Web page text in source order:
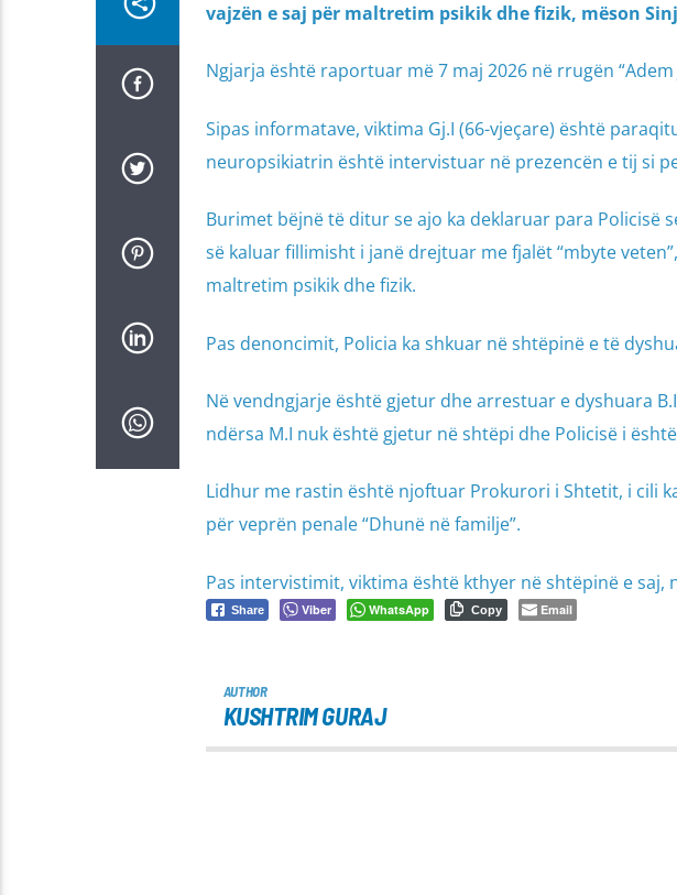
vajzën e saj për maltretim psikik dhe fizik, mëson
Ngjarja është raportuar më 7 maj 2026 në rrugën “Adem
Sipas informatave, viktima Gj.I (66-vjeçare) është
neuropsikiatrin është intervistuar në prezencën e tij si
Burimet bëjnë të ditur se ajo ka deklaruar para Policisë
së kaluar fillimisht i janë drejtuar me fjalët “mbyte
maltretim psikik dhe fizik.
Pas denoncimit, Policia ka shkuar në shtëpinë e të
Në vendngjarje është gjetur dhe arrestuar e dyshuara
ndërsa M.I nuk është gjetur në shtëpi dhe Policisë i
Lidhur me rastin është njoftuar Prokurori i Shtetit, i cili
për veprën penale “Dhunë në familje”.
Pas intervistimit, viktima është kthyer në shtëpinë e
Share Viber WhatsApp Copy Email
AUTHOR
KUSHTRIM GURAJ